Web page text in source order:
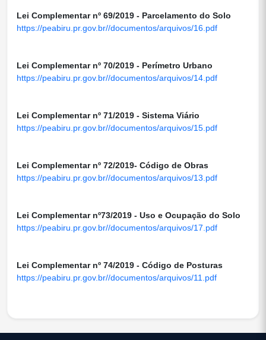
Lei Complementar nº 69/2019 - Parcelamento do Solo
https://peabiru.pr.gov.br//documentos/arquivos/16.pdf
Lei Complementar nº 70/2019 - Perímetro Urbano
https://peabiru.pr.gov.br//documentos/arquivos/14.pdf
Lei Complementar nº 71/2019 - Sistema Viário
https://peabiru.pr.gov.br//documentos/arquivos/15.pdf
Lei Complementar nº 72/2019- Código de Obras
https://peabiru.pr.gov.br//documentos/arquivos/13.pdf
Lei Complementar nº73/2019 - Uso e Ocupação do Solo
https://peabiru.pr.gov.br//documentos/arquivos/17.pdf
Lei Complementar nº 74/2019 - Código de Posturas
https://peabiru.pr.gov.br//documentos/arquivos/11.pdf